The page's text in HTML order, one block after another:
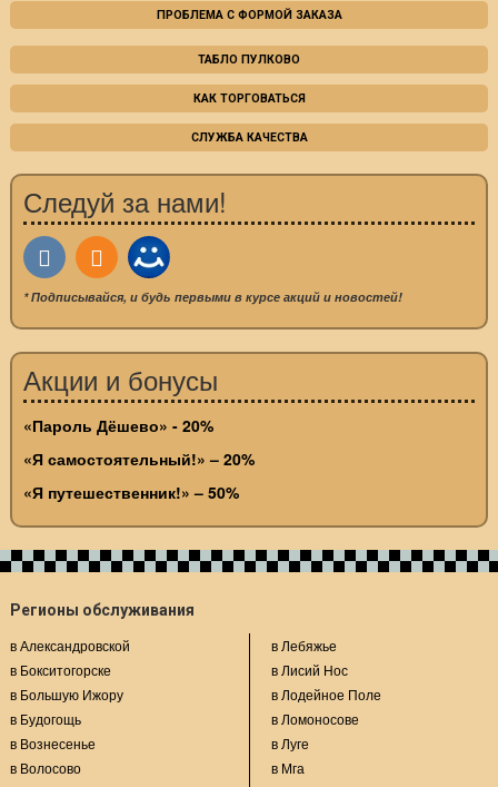
ПРОБЛЕМА С ФОРМОЙ ЗАКАЗА
ТАБЛО ПУЛКОВО
КАК ТОРГОВАТЬСЯ
СЛУЖБА КАЧЕСТВА
Следуй за нами!
* Подписывайся, и будь первыми в курсе акций и новостей!
Акции и бонусы
«Пароль Дёшево» - 20%
«Я самостоятельный!» – 20%
«Я путешественник!» – 50%
Регионы обслуживания
в Александровской
в Бокситогорске
в Большую Ижору
в Будогощь
в Вознесенье
в Волосово
в Лебяжье
в Лисий Нос
в Лодейное Поле
в Ломоносове
в Луге
в Мга